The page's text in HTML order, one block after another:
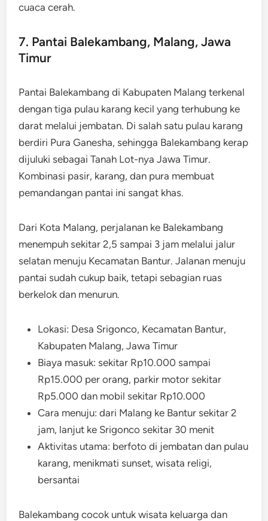
cuaca cerah.
7. Pantai Balekambang, Malang, Jawa
Timur
Pantai Balekambang di Kabupaten Malang terkenal
dengan tiga pulau karang kecil yang terhubung ke
darat melalui jembatan. Di salah satu pulau karang
berdiri Pura Ganesha, sehingga Balekambang kerap
dijuluki sebagai Tanah Lot-nya Jawa Timur.
Kombinasi pasir, karang, dan pura membuat
pemandangan pantai ini sangat khas.
Dari Kota Malang, perjalanan ke Balekambang
menempuh sekitar 2,5 sampai 3 jam melalui jalur
selatan menuju Kecamatan Bantur. Jalanan menuju
pantai sudah cukup baik, tetapi sebagian ruas
berkelok dan menurun.
Lokasi: Desa Srigonco, Kecamatan Bantur,
Kabupaten Malang, Jawa Timur
Biaya masuk: sekitar Rp10.000 sampai
Rp15.000 per orang, parkir motor sekitar
Rp5.000 dan mobil sekitar Rp10.000
Cara menuju: dari Malang ke Bantur sekitar 2
jam, lanjut ke Srigonco sekitar 30 menit
Aktivitas utama: berfoto di jembatan dan pulau
karang, menikmati sunset, wisata religi,
bersantai
Balekambang cocok untuk wisata keluarga dan